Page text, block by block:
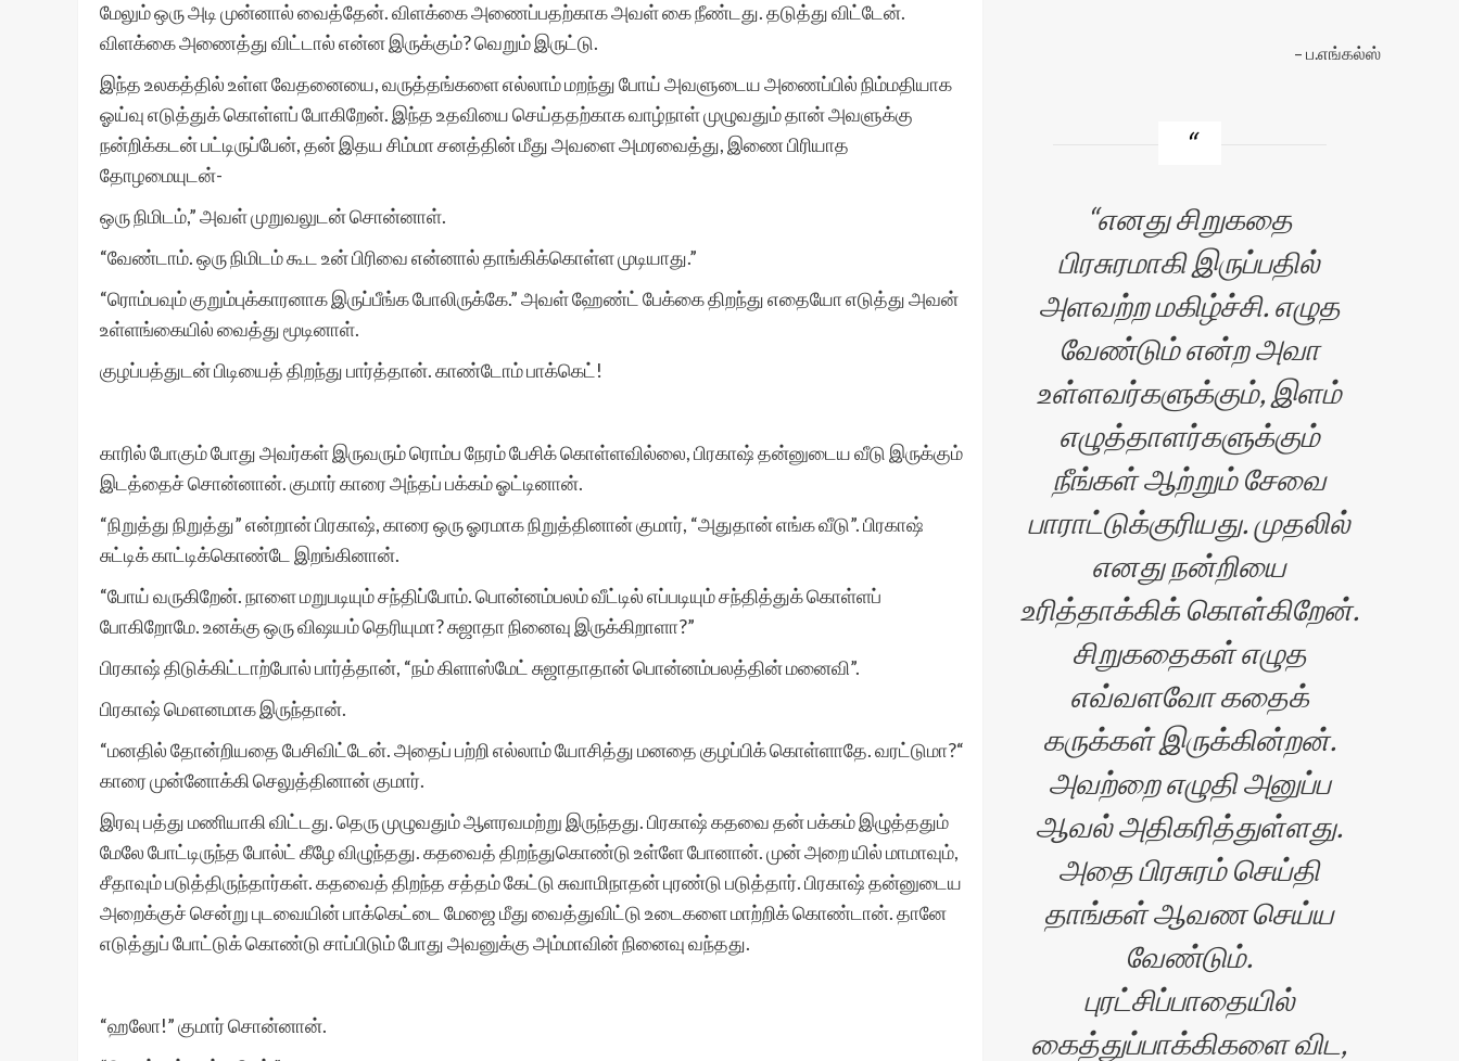
மேலும் ஒரு அடி முன்னால் வைத்தேன். விளக்கை அணைப்பதற்காக அவள் கை நீண்டது. தடுத்து விட்டேன்.
விளக்கை அணைத்து விட்டால் என்ன இருக்கும்? வெறும் இருட்டு.
இந்த உலகத்தில் உள்ள வேதனையை, வருத்தங்களை எல்லாம் மறந்து போய் அவளுடைய அணைப்பில் நிம்மதியாக
ஓய்வு எடுத்துக் கொள்ளப் போகிறேன். இந்த உதவியை செய்ததற்காக வாழ்நாள் முழுவதும் தான் அவளுக்கு
நன்றிக்கடன் பட்டிருப்பேன், தன் இதய சிம்மா சனத்தின் மீது அவளை அமரவைத்து, இணை பிரியாத
தோழமையுடன்-
ஒரு நிமிடம்,” அவள் முறுவலுடன் சொன்னாள்.
“வேண்டாம். ஒரு நிமிடம் கூட உன் பிரிவை என்னால் தாங்கிக்கொள்ள முடியாது.”
“ரொம்பவும் குறும்புக்காரனாக இருப்பீங்க போலிருக்கே.” அவள் ஹேண்ட் பேக்கை திறந்து எதையோ எடுத்து அவன்
உள்ளங்கையில் வைத்து மூடினாள்.
குழப்பத்துடன் பிடியைத் திறந்து பார்த்தான். காண்டோம் பாக்கெட்!
காரில் போகும் போது அவர்கள் இருவரும் ரொம்ப நேரம் பேசிக் கொள்ளவில்லை, பிரகாஷ் தன்னுடைய வீடு இருக்கும்
இடத்தைச் சொன்னான். குமார் காரை அந்தப் பக்கம் ஓட்டினான்.
“நிறுத்து நிறுத்து” என்றான் பிரகாஷ், காரை ஒரு ஓரமாக நிறுத்தினான் குமார், “அதுதான் எங்க வீடு”. பிரகாஷ்
சுட்டிக் காட்டிக்கொண்டே இறங்கினான்.
“போய் வருகிறேன். நாளை மறுபடியும் சந்திப்போம். பொன்னம்பலம் வீட்டில் எப்படியும் சந்தித்துக் கொள்ளப்
போகிறோமே. உனக்கு ஒரு விஷயம் தெரியுமா? சுஜாதா நினைவு இருக்கிறாளா?”
பிரகாஷ் திடுக்கிட்டாற்போல் பார்த்தான், “நம் கிளாஸ்மேட் சுஜாதாதான் பொன்னம்பலத்தின் மனைவி”.
பிரகாஷ் மௌனமாக இருந்தான்.
“மனதில் தோன்றியதை பேசிவிட்டேன். அதைப் பற்றி எல்லாம் யோசித்து மனதை குழப்பிக் கொள்ளாதே. வரட்டுமா?“
காரை முன்னோக்கி செலுத்தினான் குமார்.
இரவு பத்து மணியாகி விட்டது. தெரு முழுவதும் ஆளரவமற்று இருந்தது. பிரகாஷ் கதவை தன் பக்கம் இழுத்ததும்
மேலே போட்டிருந்த போல்ட் கீழே விழுந்தது. கதவைத் திறந்துகொண்டு உள்ளே போனான். முன் அறை யில் மாமாவும்,
சீதாவும் படுத்திருந்தார்கள். கதவைத் திறந்த சத்தம் கேட்டு சுவாமிநாதன் புரண்டு படுத்தார். பிரகாஷ் தன்னுடைய
அறைக்குச் சென்று புடவையின் பாக்கெட்டை மேஜை மீது வைத்துவிட்டு உடைகளை மாற்றிக் கொண்டான். தானே
எடுத்துப் போட்டுக் கொண்டு சாப்பிடும் போது அவனுக்கு அம்மாவின் நினைவு வந்தது.
“ஹலோ!” குமார் சொன்னான்.
ப.எங்கல்ஸ்
எனது சிறுகதை
பிரசுரமாகி இருப்பதில்
அளவற்ற மகிழ்ச்சி. எழுத
வேண்டும் என்ற அவா
உள்ளவர்களுக்கும், இளம்
எழுத்தாளர்களுக்கும்
நீங்கள் ஆற்றும் சேவை
பாராட்டுக்குரியது. முதலில்
எனது நன்றியை
உரித்தாக்கிக் கொள்கிறேன்.
சிறுகதைகள் எழுத
எவ்வளவோ கதைக்
கருக்கள் இருக்கின்றன்.
அவற்றை எழுதி அனுப்ப
ஆவல் அதிகரித்துள்ளது.
அதை பிரசுரம் செய்தி
தாங்கள் ஆவண செய்ய
வேண்டும்.
புரட்சிப்பாதையில்
கைத்துப்பாக்கிகளை விட,